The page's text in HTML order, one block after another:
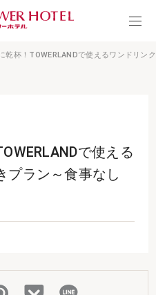
乾杯！TOWERLANDで使えるワンドリン
で使える
プラン～食事なし